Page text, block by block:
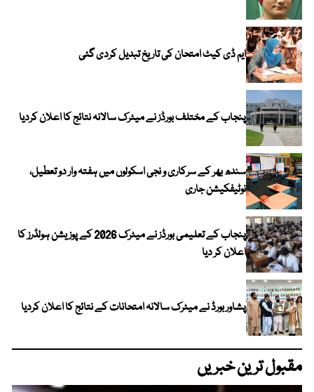
ایم ڈی کیٹ امتحان کی تاریخ تبدیل کردی گئی
پنجاب کے مختلف بورڈز نے میٹرک سالانہ نتائج کا اعلان کردیا
سندھ بھر کے سرکاری و نجی اسکولوں میں ہفتہ وار دو تعطیل،
نوٹیفکیشن جاری
پنجاب کے تعلیمی بورڈز نے میٹرک 2026 کے پوزیشن ہولڈرز کا
اعلان کر دیا
پشاور بورڈ نے میٹرک سالانہ امتحانات کے نتائج کا اعلان کردیا
مقبول ترین خبریں